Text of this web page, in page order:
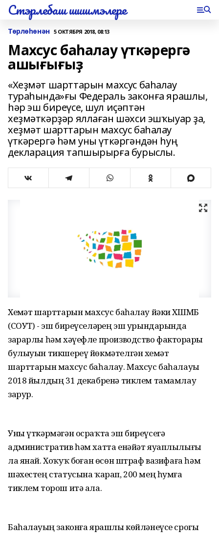
Стэрлебаш шишмэлере
Төрлөһөнән 5 ОКТЯБРЯ 2018, 08:13
Махсус баһалау үткәрергә
ашығығыҙ
«Хеҙмәт шарттарын махсус баһалау
тураһында»ғы Федераль законға ярашлы,
һәр эш биреүсе, шул иҫәптән
хеҙмәткәрҙәр яллаған шәхси эшҡыуар ҙа,
хеҙмәт шарттарын махсус баһалау
үткәрергә һәм уны үткәргәндән һуң
декларация тапшырырға бурыслы.
Хеҙмәт шарттарын махсус баһалау йәки ХШМБ
(СОУТ) - эш биреүселәрҙең эш урындарында
зарарлы һәм хәүефле производство факторҙары
булыуын тикшереү йөкмәтелгән хеҙмәт
шарттарын махсус баһалау. Махсус баһалауҙы
2018 йылдың 31 декабренә тиклем тамамлау
зарур.
Уны үткәрмәгән осраҡта эш биреүсегә
административ һәм хатта енәйәт яуаплылығы
ла янай. Хоҡуҡ боҙған өсөн штраф вазифаға һәм
шәхестең статусына ҡарап, 200 мең һумға
тиклем торош итә ала.
Баһалауҙың законға ярашлы көйләнеүсе срогы